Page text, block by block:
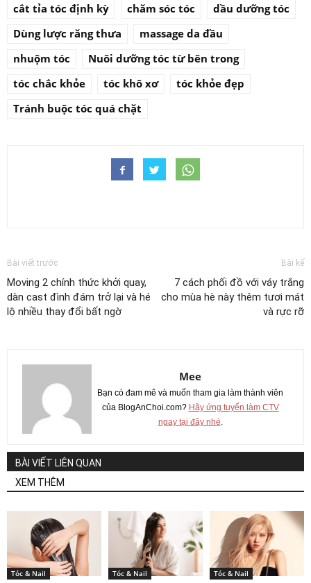
cắt tỉa tóc định kỳ
chăm sóc tóc
dầu dưỡng tóc
Dùng lược răng thưa
massage da đầu
nhuộm tóc
Nuôi dưỡng tóc từ bên trong
tóc chắc khỏe
tóc khô xơ
tóc khỏe đẹp
Tránh buộc tóc quá chặt
Bài viết trước
Moving 2 chính thức khởi quay,
dàn cast đình đám trở lại và hé
lộ nhiều thay đổi bất ngờ
Bài kế
7 cách phối đồ với váy trắng
cho mùa hè này thêm tươi mát
và rực rỡ
Mee
Bạn có đam mê và muốn tham gia làm thành viên
của BlogAnChoi.com? Hãy ứng tuyển làm CTV
ngay tại đây nhé
BÀI VIẾT LIÊN QUAN
XEM THÊM
Tóc & Nail Tóc & Nail Tóc & Nail